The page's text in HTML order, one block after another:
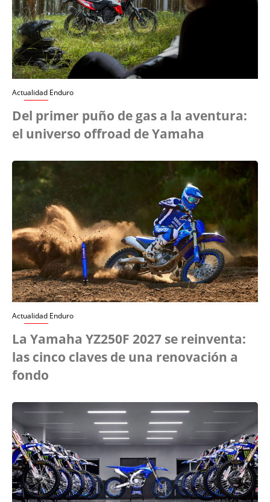
Actualidad Enduro
Del primer puño de gas a la aventura:
el universo offroad de Yamaha
Actualidad Enduro
La Yamaha YZ250F 2027 se reinventa:
las cinco claves de una renovación a
fondo